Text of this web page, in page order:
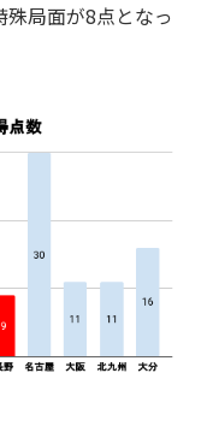
局面が8点となっ